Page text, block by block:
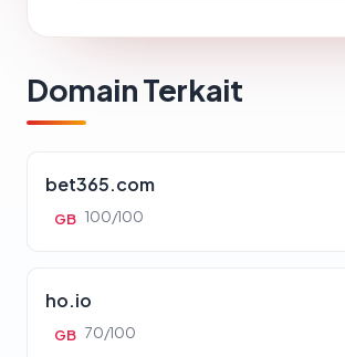
Domain Terkait
bet365.com
GB 100/100
ho.io
GB 70/100